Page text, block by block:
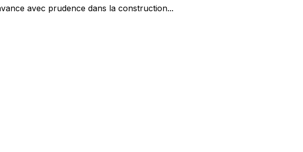
avec prudence dans la construction...